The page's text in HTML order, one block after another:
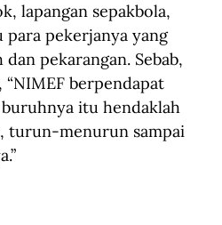
lapangan sepakbola,
para pekerjanya yang
pekarangan. Sebab,
“NIMEF berpendapat
itu hendaklah
turun-menurun sampai